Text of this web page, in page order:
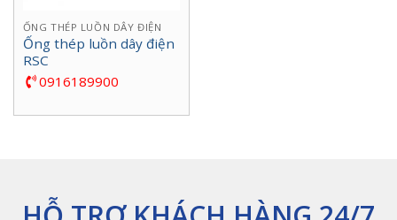
ỐNG THÉP LUỒN DÂY ĐIỆN
Ống thép luồn dây điện
RSC
0916189900